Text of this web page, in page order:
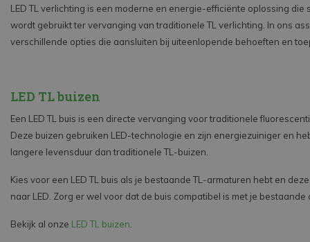
LED TL verlichting is een moderne en energie-efficiënte oplossing die
wordt gebruikt ter vervanging van traditionele TL verlichting. In ons
verschillende opties die aansluiten bij uiteenlopende behoeften en
LED TL buizen
Een LED TL buis is een directe vervanging voor traditionele
Deze buizen gebruiken LED-technologie en zijn energiezuiniger en
langere levensduur dan traditionele TL-buizen.
Kies voor een LED TL buis als je bestaande TL-armaturen hebt en
naar LED. Zorg er wel voor dat de buis compatibel is met je bestaande
Bekijk al onze LED TL buizen.